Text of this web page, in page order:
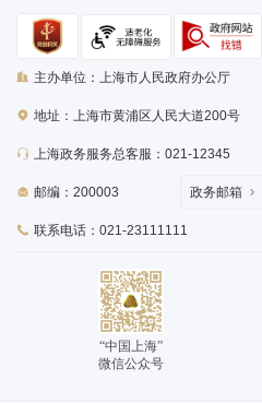
主办单位：上海市人民政府办公厅
地址：上海市黄浦区人民大道200号
上海政务服务总客服：021-12345
邮编：200003
联系电话：021-23111111
政务邮箱
“中国上海”
微信公众号